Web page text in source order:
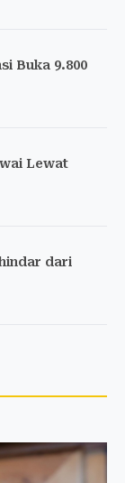
Buka 9.800
Lewat
dari